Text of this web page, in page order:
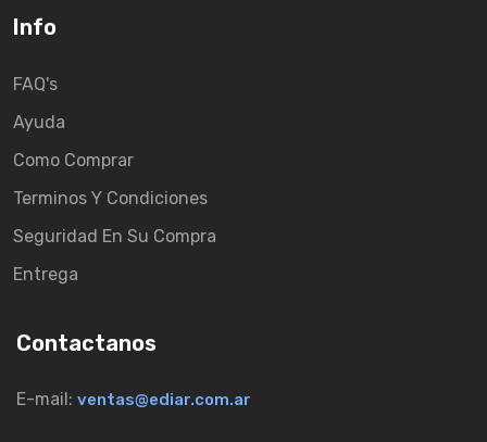
Info
FAQ's
Ayuda
Como Comprar
Terminos Y Condiciones
Seguridad En Su Compra
Entrega
Contactanos
E-mail: ventas@ediar.com.ar